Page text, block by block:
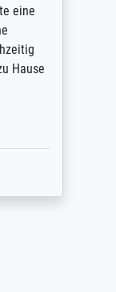
eine
Hause